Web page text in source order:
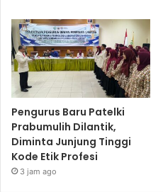
Pengurus Baru Patelki
Prabumulih Dilantik,
Diminta Junjung Tinggi
Kode Etik Profesi
3 jam ago